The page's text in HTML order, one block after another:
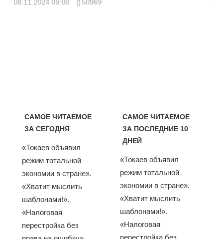
08.11.2024 09:00 50969
САМОЕ ЧИТАЕМОЕ
ЗА СЕГОДНЯ
«Токаев объявил
режим тотальной
экономии в стране».
«Хватит мыслить
шаблонами!».
«Налоговая
перестройка без
САМОЕ ЧИТАЕМОЕ
ЗА ПОСЛЕДНИЕ 10
ДНЕЙ
«Токаев объявил
режим тотальной
экономии в стране».
«Хватит мыслить
шаблонами!».
«Налоговая
перестройка без